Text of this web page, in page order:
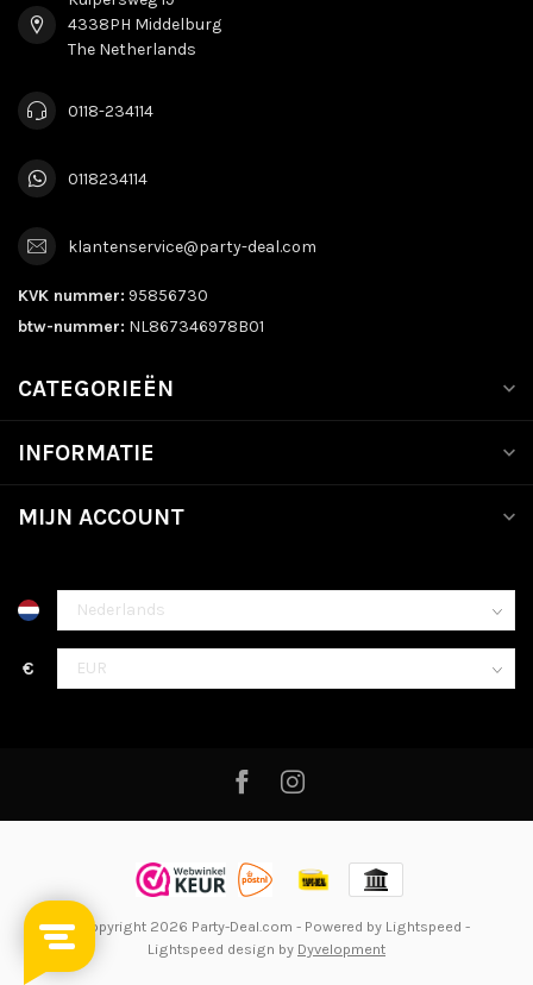
4338PH Middelburg
The Netherlands
0118-234114
0118234114
klantenservice@party-deal.com
KVK nummer: 95856730
btw-nummer: NL867346978B01
CATEGORIEËN
INFORMATIE
MIJN ACCOUNT
€
© Copyright 2026 Party-Deal.com - Powered by Lightspeed -
Lightspeed design by Dyvelopment